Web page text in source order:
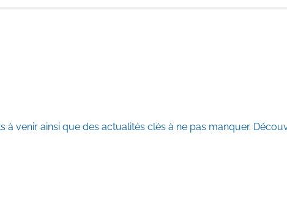
venir ainsi que des actualités clés à ne pas manquer.